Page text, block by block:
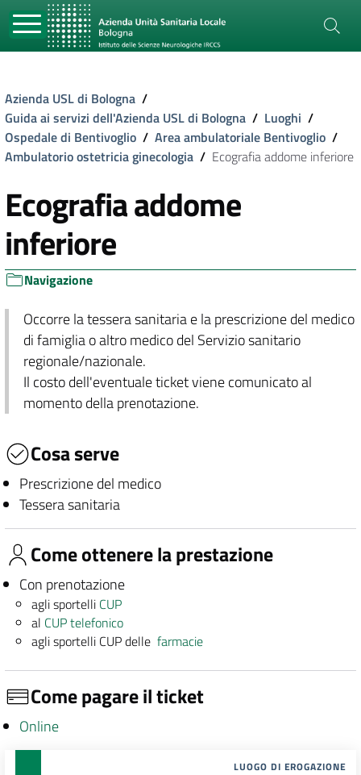
Azienda USL di Bologna /
Guida ai servizi dell'Azienda USL di Bologna / Luoghi /
Ospedale di Bentivoglio / Area ambulatoriale Bentivoglio /
Ambulatorio ostetricia ginecologia / Ecografia addome inferiore
Ecografia addome
inferiore
Navigazione
Occorre la tessera sanitaria e la prescrizione del medico
di famiglia o altro medico del Servizio sanitario
regionale/nazionale.
Il costo dell'eventuale ticket viene comunicato al
momento della prenotazione.
Cosa serve
Prescrizione del medico
Tessera sanitaria
Come ottenere la prestazione
Con prenotazione
agli sportelli CUP
al CUP telefonico
agli sportelli CUP dellefarmacie
Come pagare il ticket
Online
LUOGO DI EROGAZIONE